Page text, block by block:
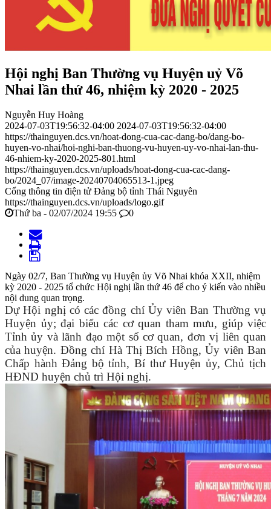
Hội nghị Ban Thường vụ Huyện uỷ Võ
Nhai lần thứ 46, nhiệm kỳ 2020 - 2025
Nguyễn Huy Hoàng
2024-07-03T19:56:32-04:00 2024-07-03T19:56:32-04:00
https://thainguyen.dcs.vn/hoat-dong-cua-cac-dang-bo/dang-bo-
huyen-vo-nhai/hoi-nghi-ban-thuong-vu-huyen-uy-vo-nhai-lan-thu-
46-nhiem-ky-2020-2025-801.html
https://thainguyen.dcs.vn/uploads/hoat-dong-cua-cac-dang-
bo/2024_07/image-20240704065513-1.jpeg
Cổng thông tin điện tử Đảng bộ tỉnh Thái Nguyên
https://thainguyen.dcs.vn/uploads/logo.gif
Thứ ba - 02/07/2024 19:55
0
Ngày 02/7, Ban Thường vụ Huyện ủy Võ Nhai khóa XXII, nhiệm
kỳ 2020 - 2025 tổ chức Hội nghị lần thứ 46 để cho ý kiến vào nhiều
nội dung quan trọng.
Dự Hội nghị có các đồng chí Ủy viên Ban Thường vụ
Huyện ủy; đại biểu các cơ quan tham mưu, giúp việc
Tỉnh ủy và lãnh đạo một số cơ quan, đơn vị liên quan
của huyện. Đồng chí Hà Thị Bích Hồng, Ủy viên Ban
Chấp hành Đảng bộ tỉnh, Bí thư Huyện ủy, Chủ tịch
HĐND huyện chủ trì Hội nghị.